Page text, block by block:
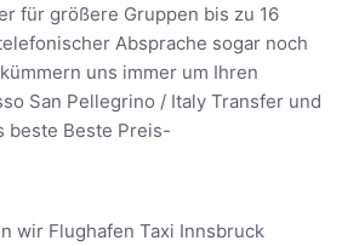
für größere Gruppen bis zu 16
Absprache sogar noch
uns immer um Ihren
San Pellegrino / Italy Transfer und
beste Beste Preis-
wir Flughafen Taxi Innsbruck